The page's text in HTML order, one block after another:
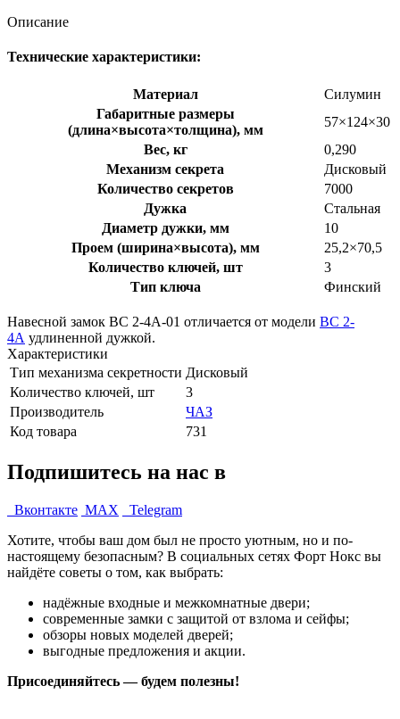
Описание
Технические характеристики:
Материал
Силумин
Габаритные размеры
(длина×высота×толщина), мм
57×124×30
Вес, кг
0,290
Механизм секрета
Дисковый
Количество секретов
7000
Дужка
Стальная
Диаметр дужки, мм
10
Проем (ширина×высота), мм
25,2×70,5
Количество ключей, шт
3
Тип ключа
Финский
Навесной замок ВС 2-4А-01 отличается от модели ВС 2-
4А удлиненной дужкой.
Характеристики
Тип механизма секретности Дисковый
Количество ключей, шт
3
Производитель
ЧАЗ
Код товара
731
Подпишитесь на нас в
Вконтакте MAX
Telegram
Хотите, чтобы ваш дом был не просто уютным, но и по-
настоящему безопасным? В социальных сетях Форт Нокс вы
найдёте советы о том, как выбрать:
надёжные входные и межкомнатные двери;
современные замки с защитой от взлома и сейфы;
обзоры новых моделей дверей;
выгодные предложения и акции.
Присоединяйтесь — будем полезны!